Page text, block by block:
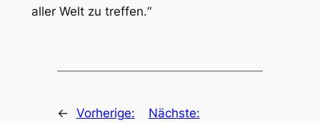
aller Welt zu treffen.“
← Vorherige:
Nächste: